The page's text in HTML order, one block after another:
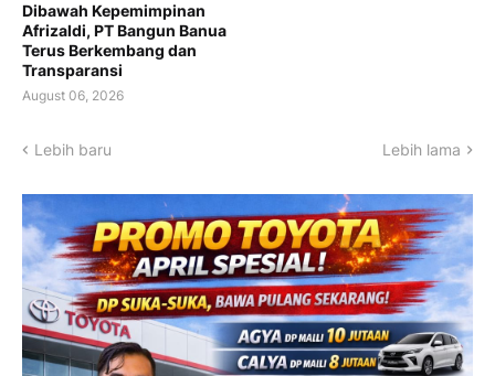
Dibawah Kepemimpinan
Afrizaldi, PT Bangun Banua
Terus Berkembang dan
Transparansi
August 06, 2026
Lebih baru Lebih lama